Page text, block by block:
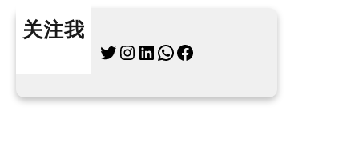
关注我
Twitter Instagram LinkedIn WhatsApp Facebook